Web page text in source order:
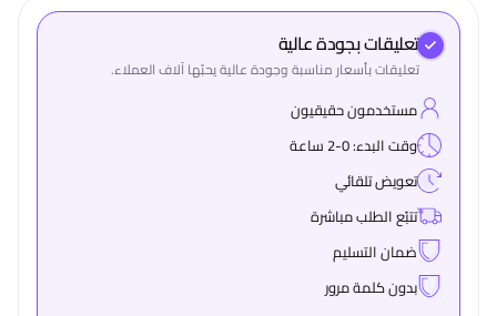
تعليقات بجودة عالية
تعليقات بأسعار مناسبة وجودة عالية يحبّها آلاف العملاء.
مستخدمون حقيقيون
وقت البدء: 0-2 ساعة
تعويض تلقائي
تتبّع الطلب مباشرة
ضمان التسليم
بدون كلمة مرور